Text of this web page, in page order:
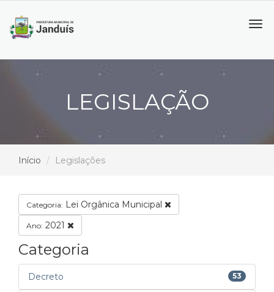
LEGISLAÇÃO
Início Legislações
Categoria: Lei Orgânica Municipal
Ano: 2021
Categoria
Decreto 53